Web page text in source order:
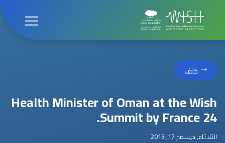
خلف
Health Minister of Oman at the Wish
Summit by France 24.
الثلاثاء, ديسمبر 17, 2013